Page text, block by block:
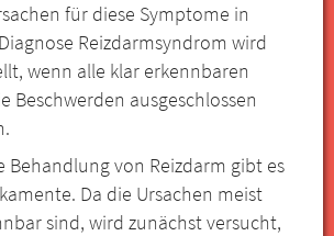
für diese Symptome in
Reizdarmsyndrom wird
wenn alle klar erkennbaren
Beschwerden ausgeschlossen
Behandlung von Reizdarm gibt es
Da die Ursachen meist
sind, wird zunächst versucht,